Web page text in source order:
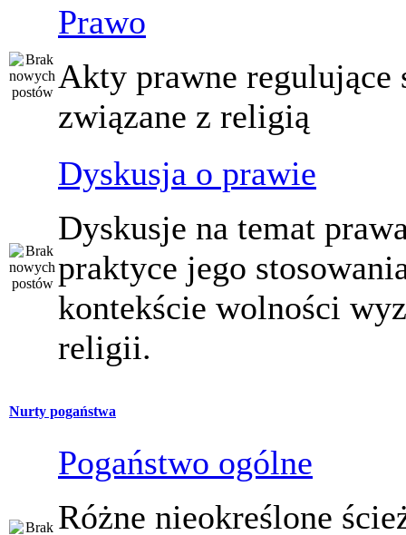
Prawo
Akty prawne regulujące
związane z religią
Dyskusja o prawie
Dyskusje na temat
praktyce jego
kontekście wolności
religii.
Nurty pogaństwa
Pogaństwo ogólne
Różne nieokreślone